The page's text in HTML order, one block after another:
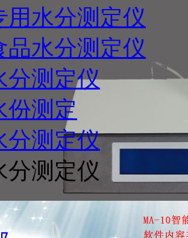
用水分测定仪
品水分测定仪
分测定仪
份测定
分测定仪
分测定仪